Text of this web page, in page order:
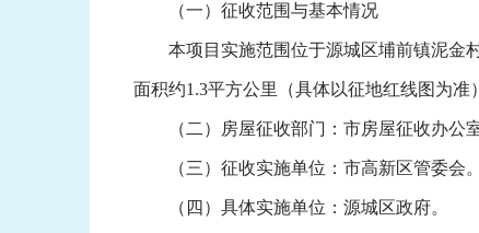
（一）征收范围与基本情况
本项目实施范围位于源城区埔前镇泥金村
面积约1.3平方公里（具体以征地红线图为准
（二）房屋征收部门：市房屋征收办公室
（三）征收实施单位：市高新区管委会。
（四）具体实施单位：源城区政府。